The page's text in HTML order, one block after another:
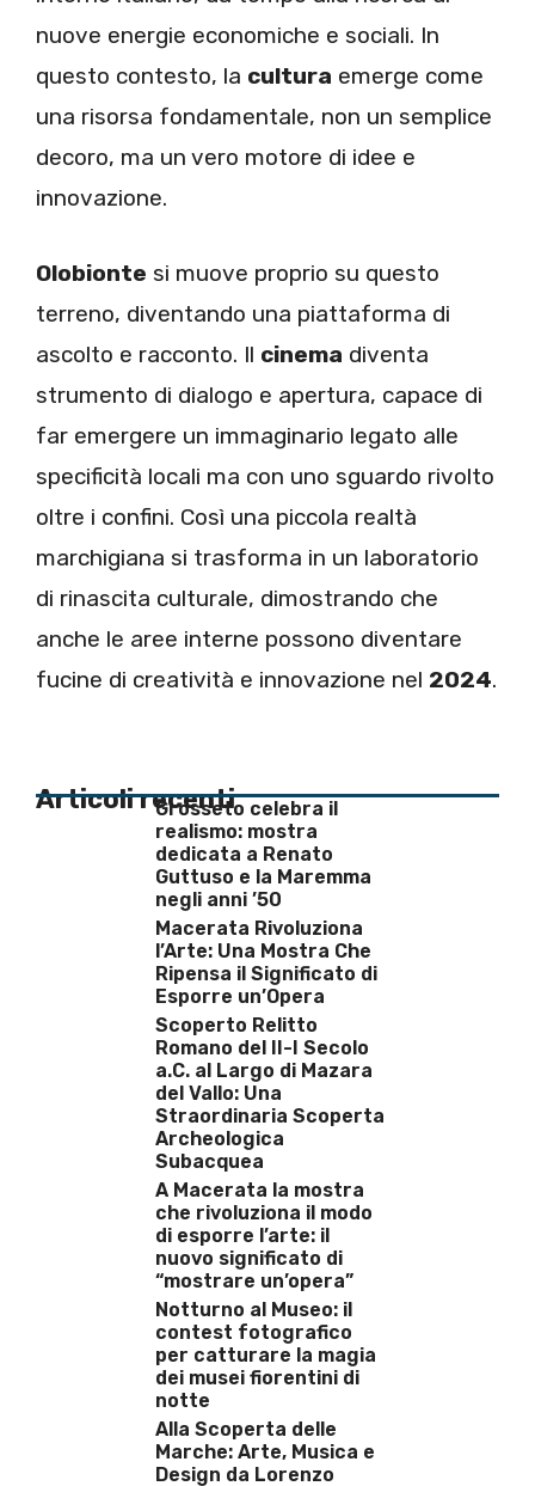
nuove energie economiche e sociali. In
questo contesto, la cultura emerge come
una risorsa fondamentale, non un semplice
decoro, ma un vero motore di idee e
innovazione.
Olobionte si muove proprio su questo
terreno, diventando una piattaforma di
ascolto e racconto. Il cinema diventa
strumento di dialogo e apertura, capace di
far emergere un immaginario legato alle
specificità locali ma con uno sguardo rivolto
oltre i confini. Così una piccola realtà
marchigiana si trasforma in un laboratorio
di rinascita culturale, dimostrando che
anche le aree interne possono diventare
fucine di creatività e innovazione nel 2024.
Articoli recentiGrosseto celebra il
realismo: mostra
dedicata a Renato
Guttuso e la Maremma
negli anni ’50
Macerata Rivoluziona
l’Arte: Una Mostra Che
Ripensa il Significato di
Esporre un’Opera
Scoperto Relitto
Romano del II-I Secolo
a.C. al Largo di Mazara
del Vallo: Una
Straordinaria Scoperta
Archeologica
Subacquea
A Macerata la mostra
che rivoluziona il modo
di esporre l’arte: il
nuovo significato di
“mostrare un’opera”
Notturno al Museo: il
contest fotografico
per catturare la magia
dei musei fiorentini di
notte
Alla Scoperta delle
Marche: Arte, Musica e
Design da Lorenzo